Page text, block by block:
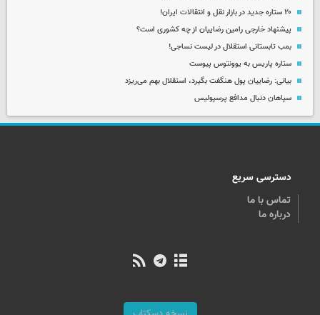
۲۰ ستاره جدید در بازار نقل و انتقالات ایران!
پیشنهاد خارجی رامین رضاییان از چه کشوری است؟
بمب تابستانی استقلال در لیست نساجی!
ستاره پاریس به یوونتوس پیوست
بیانی: رضاییان پول هنگفت بگیرد، استقلال بهم می‌ریزد
سپاهان دنبال مدافع پرسپولیس
دسترسی سریع
تماس با ما
درباره ما